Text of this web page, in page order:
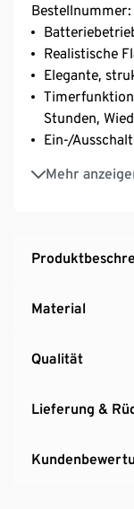
Bestellnummer:
Realistische
Elegante,
Stunden,
Ein-/
Mehr
Inkl. Batterien
Material
Qualität
Lieferung &